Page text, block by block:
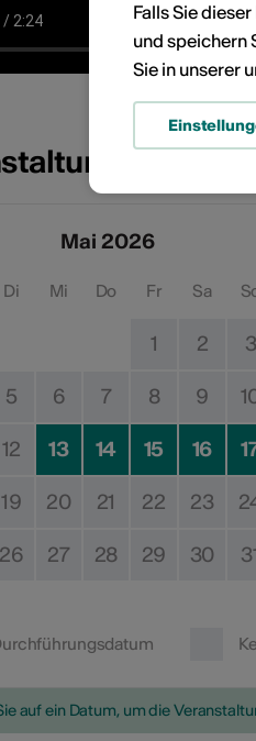
Mai 2026
Di Mi Do Fr Sa
1 2 3
5 6 7 8 9
12 13 14 15 16
19 20 21 22 23
26 27 28 29 30
auf ein Datum, um die
Falls Sie
und speichern
Sie in unserer